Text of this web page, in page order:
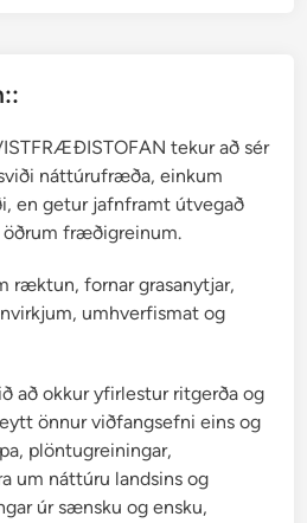
r
1
9
tekur að sér
náttúrufræða, einkum
en getur jafnframt útvegað
fræðigreinum.
ræktun, fornar grasanytjar,
umhverfismat og
að okkur yfirlestur ritgerða og
önnur viðfangsefni eins og
plöntugreiningar,
um náttúru landsins og
úr sænsku og ensku,